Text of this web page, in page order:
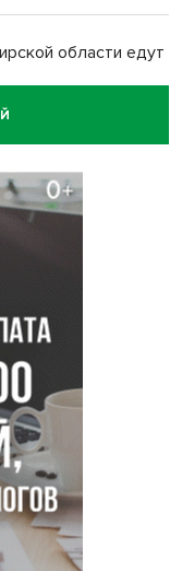
области едут
синоптики в
без
входа на